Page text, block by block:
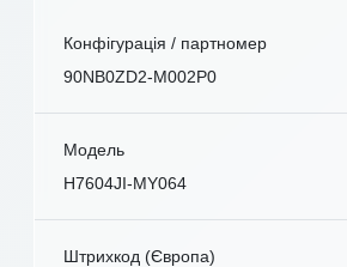
Конфігурація / партномер
90NB0ZD2-M002P0
Модель
H7604JI-MY064
Штрихкод (Європа)